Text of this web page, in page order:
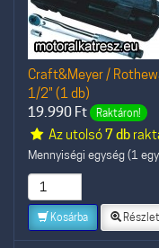
Craft&Meyer /
1/2" (1 db)
19.990 Ft Raktáron!
Az utolsó7 db
Mennyiségi egység (1
Kosárba